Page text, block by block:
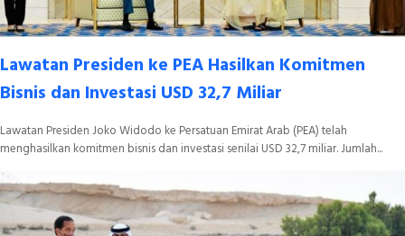
Lawatan Presiden ke PEA Hasilkan Komitmen
Bisnis dan Investasi USD 32,7 Miliar
Lawatan Presiden Joko Widodo ke Persatuan Emirat Arab (PEA) telah
menghasilkan komitmen bisnis dan investasi senilai USD 32,7 miliar. Jumlah...